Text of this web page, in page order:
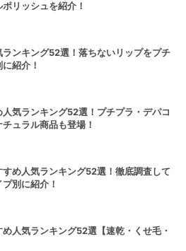
リッシュを紹介！
ランキング52選！落ちないリップをプチ
紹介！
気ランキング52選！プチプラ・デパコ
ュラル商品も登場！
すめ人気ランキング52選！徹底調査して
別に紹介！
め人気ランキング52選【速乾・くせ毛・